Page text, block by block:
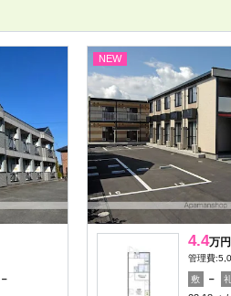
－
NEW
4.4万円
管理費
敷 －